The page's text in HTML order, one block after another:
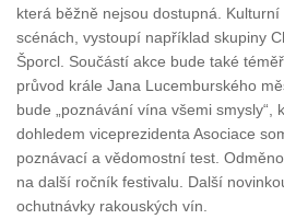
která běžně nejsou dostupná.
scénách, vystoupí například skupiny
Šporcl. Součástí akce bude také
průvod krále Jana Lucemburského
bude „poznávání vína všemi smysly“,
dohledem viceprezidenta Asociace
poznávací a vědomostní test.
na další ročník festivalu. Další
ochutnávky rakouských vín.